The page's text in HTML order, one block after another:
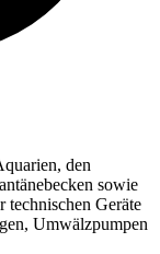
den
sowie
technischen Geräte
Umwälzpumpen